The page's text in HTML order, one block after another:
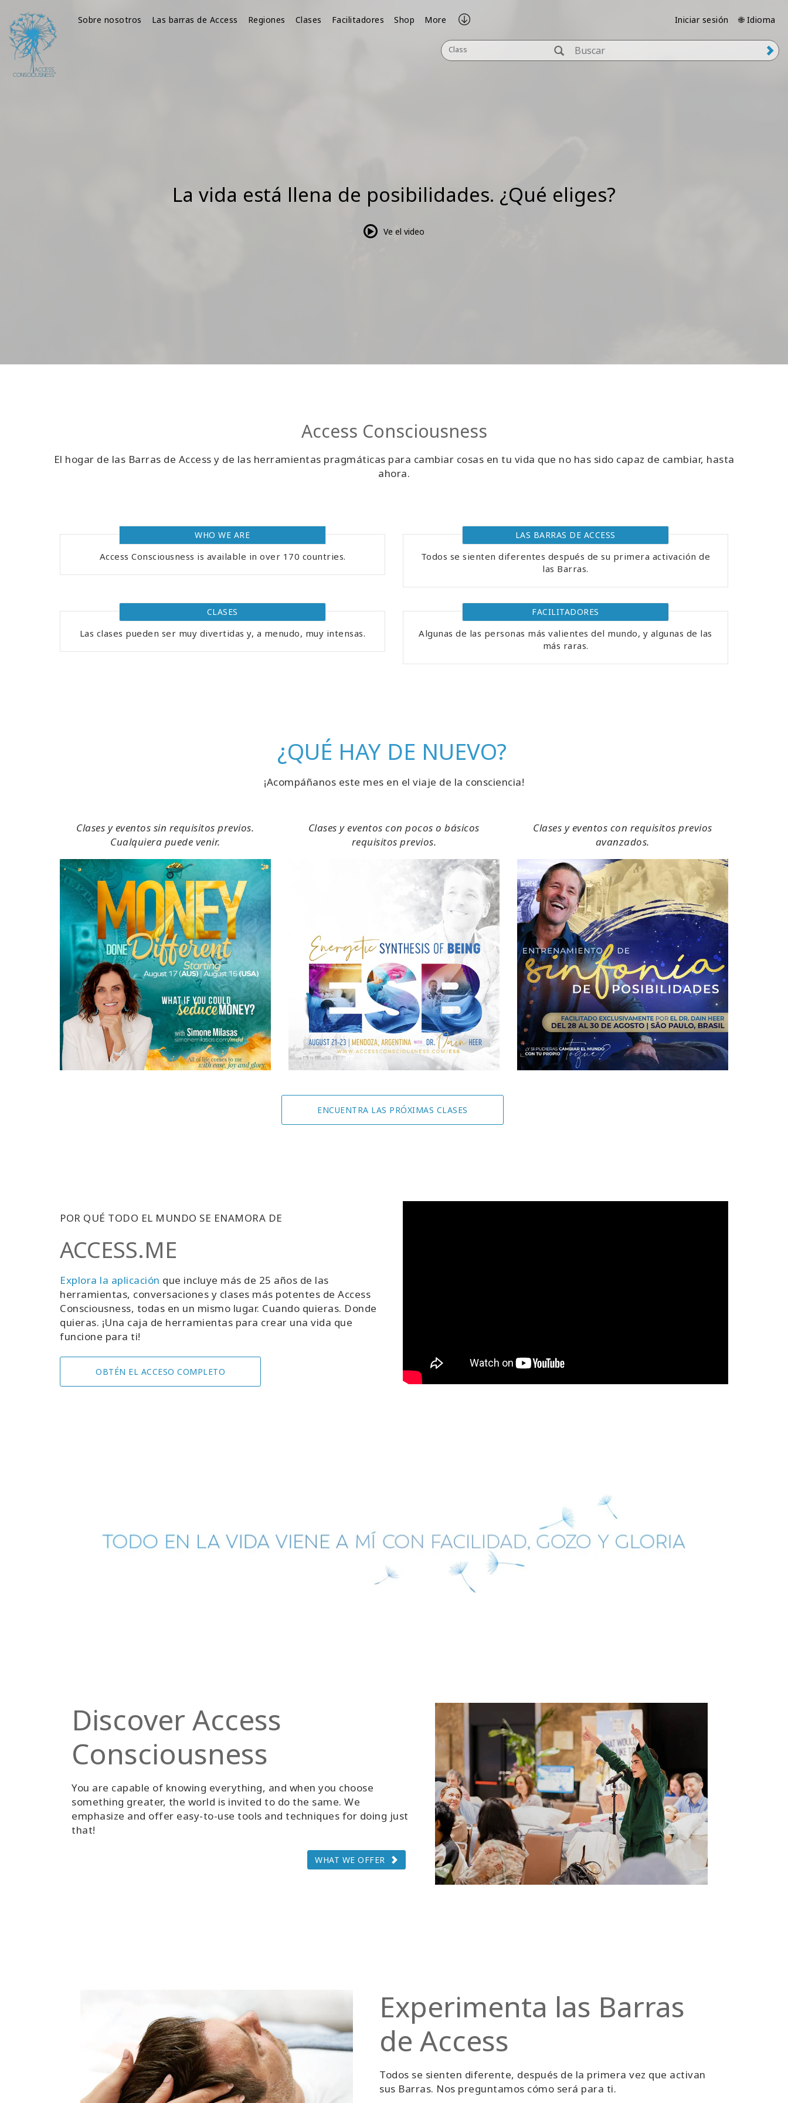
Sobre nosotros Las barras de Access Regiones Clases Facilitadores Shop More Iniciar sesión 🌐 Idioma
Class
La vida está llena de posibilidades. ¿Qué eliges?
Ve el video
Access Consciousness
El hogar de las Barras de Access y de las herramientas pragmáticas para cambiar cosas en tu vida que no has sido capaz de cambiar, hasta
ahora.
WHO WE ARE
Access Consciousness is available in over 170 countries.
LAS BARRAS DE ACCESS
Todos se sienten diferentes después de su primera activación de
las Barras.
CLASES
Las clases pueden ser muy divertidas y, a menudo, muy intensas.
FACILITADORES
Algunas de las personas más valientes del mundo, y algunas de las
más raras.
¿QUÉ HAY DE NUEVO?
¡Acompáñanos este mes en el viaje de la consciencia!
Clases y eventos sin requisitos previos.
Cualquiera puede venir.
Clases y eventos con pocos o básicos
requisitos previos.
Clases y eventos con requisitos previos
avanzados.
ENCUENTRA LAS PRÓXIMAS CLASES
POR QUÉ TODO EL MUNDO SE ENAMORA DE
ACCESS.ME
Explora la aplicación que incluye más de 25 años de las
herramientas, conversaciones y clases más potentes de Access
Consciousness, todas en un mismo lugar. Cuando quieras. Donde
quieras. ¡Una caja de herramientas para crear una vida que
funcione para ti!
OBTÉN EL ACCESO COMPLETO
Discover Access
Consciousness
You are capable of knowing everything, and when you choose
something greater, the world is invited to do the same. We
emphasize and offer easy-to-use tools and techniques for doing just
that!
WHAT WE OFFER
Experimenta las Barras
de Access
Todos se sienten diferente, después de la primera vez que activan
sus Barras. Nos preguntamos cómo será para ti.